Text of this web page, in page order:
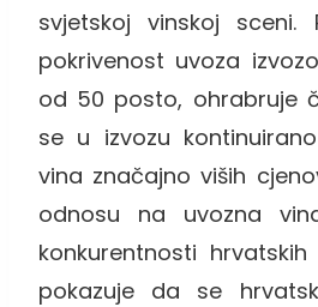
svjetskoj vinskoj
pokrivenost uvoza
od 50 posto, ohrabruje
se u izvozu
vina značajno viših
odnosu na uvozna
konkurentnosti
pokazuje da se